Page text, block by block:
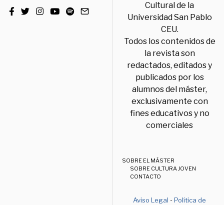
Cultural de la
Universidad San Pablo
CEU.
Todos los contenidos de
la revista son
redactados, editados y
publicados por los
alumnos del máster,
exclusivamente con
fines educativos y no
comerciales
SOBRE EL MÁSTER
SOBRE CULTURA JOVEN
CONTACTO
Aviso Legal -Política de